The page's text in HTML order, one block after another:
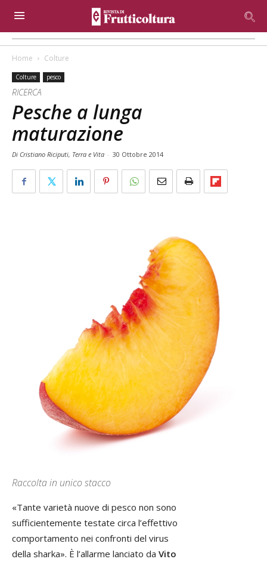
Home Colture
Colture pesco
RICERCA
Pesche a lunga
maturazione
Di Cristiano Riciputi, Terra e Vita - 30 Ottobre 2014
Raccolta in unico stacco
«Tante varietà nuove di pesco non sono
sufficientemente testate circa l’effettivo
comportamento nei confronti del virus
della sharka». È l’allarme lanciato da Vito